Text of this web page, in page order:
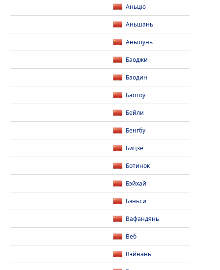
Аньцю
Аньшань
Аньшунь
Баоджи
Баодин
Баотоу
Бейли
Бенгбу
Бицзе
Ботинок
Бэйхай
Бэньси
Вафандянь
Веб
Вэйнань